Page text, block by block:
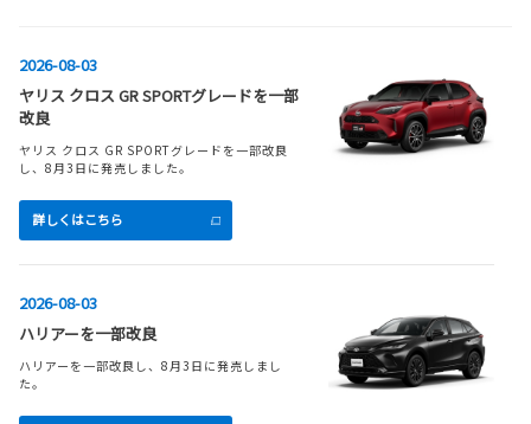
2026-08-03
ヤリス クロス GR SPORTグレードを一部
改良
ヤリス クロス GR SPORTグレードを一部改良
し、8月3日に発売しました。
詳しくはこちら
2026-08-03
ハリアーを一部改良
ハリアーを一部改良し、8月3日に発売しまし
た。